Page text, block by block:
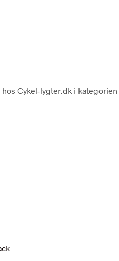
hos Cykel-lygter.dk i kategorien